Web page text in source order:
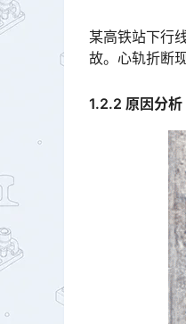
某高铁站下行
故。心轨折断
1.2.2 原因分析